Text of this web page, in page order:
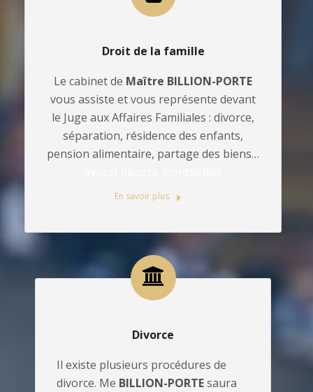
Droit de la famille
Le cabinet de Maître BILLION-PORTE
vous assiste et vous représente devant
le Juge aux Affaires Familiales : divorce,
séparation, résidence des enfants,
pension alimentaire, partage des biens…
En savoir plus
Divorce
Il existe plusieurs procédures de
divorce. Me BILLION-PORTEsaura